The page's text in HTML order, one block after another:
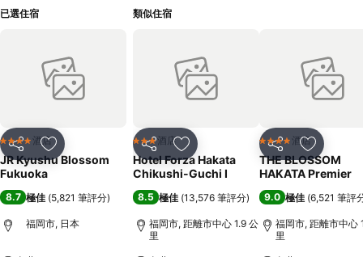
已選住宿
分享 放到收藏夾
4 星級 酒店
JR Kyushu Blossom
Fukuoka
8.7 極佳 (5,821 筆評分)
福岡市, 日本
類似住宿
分享 放到收藏夾
3 星級酒店
Hotel Forza Hakata
Chikushi-Guchi Ⅰ
8.5 極佳 (13,576 筆評分)
福岡市, 距離市中心 1.9 公
里
分享 放到收藏
4 星級 酒店
THE BLOSSOM
HAKATA Premier
9.0 極佳 (6,521 筆評
福岡市, 距離市中心
里